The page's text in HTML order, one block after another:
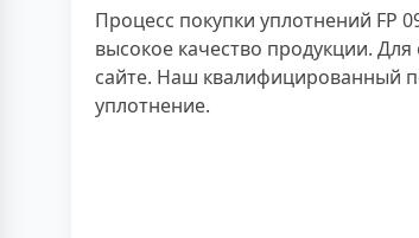
Процесс покупки уплотнений FP
высокое качество продукции.
сайте. Наш квалифицированный
уплотнение.